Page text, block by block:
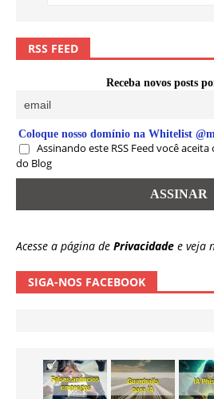
RSS FEED
Receba novos posts
Coloque nosso domínio na Whitelist
Assinando este RSS Feed você
do Blog
Acesse a página de Privacidade e veja
SIGA-NOS FACEBOOK